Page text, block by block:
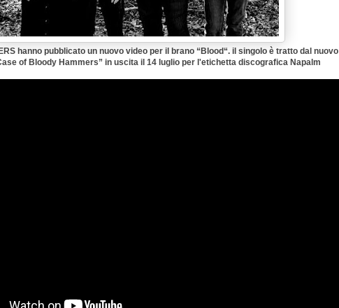
hanno pubblicato un nuovo video per il brano “Blood“. il singolo è tratto dal nuovo
of Bloody Hammers” in uscita il 14 luglio per l'etichetta discografica Napalm